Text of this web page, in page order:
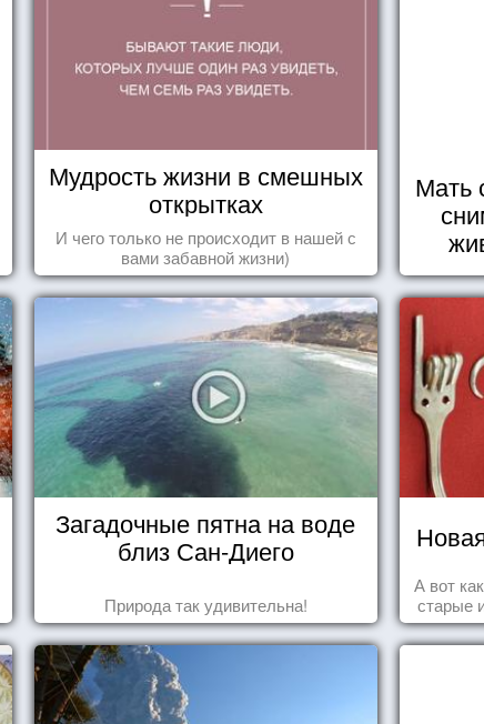
Мудрость жизни в смешных
открытках
И чего только не происходит в нашей с
вами забавной жизни)
Мать
Загадочные пятна на воде
близ Сан-Диего
Природа так удивительна!
А вот
старые